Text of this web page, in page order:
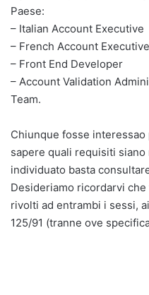
Paese:
– Italian Account Executive
– French Account Executive
– Front End Developer
– Account Validation
Team.
Chiunque fosse
sapere quali requisiti
individuato basta
Desideriamo ricordarvi
rivolti ad entrambi i sessi,
125/91 (tranne ove